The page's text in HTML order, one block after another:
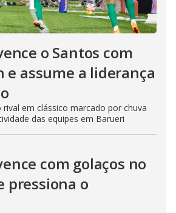
o Santos com
e assume a liderança
rival em clássico marcado por chuva
das equipes em Barueri
com golaços no
pressiona o